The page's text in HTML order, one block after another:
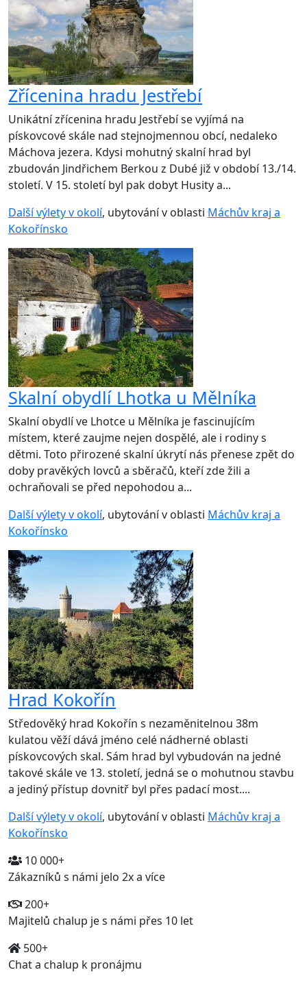
Zřícenina hradu Jestřebí
Unikátní zřícenina hradu Jestřebí se vyjímá na
pískovcové skále nad stejnojmennou obcí, nedaleko
Máchova jezera. Kdysi mohutný skalní hrad byl
zbudován Jindřichem Berkou z Dubé již v období 13./14.
století. V 15. století byl pak dobyt Husity a...
Další výlety v okolí, ubytování v oblasti Máchův kraj a
Kokořínsko
Skalní obydlí Lhotka u Mělníka
Skalní obydlí ve Lhotce u Mělníka je fascinujícím
místem, které zaujme nejen dospělé, ale i rodiny s
dětmi. Toto přirozené skalní úkrytí nás přenese zpět do
doby pravěkých lovců a sběračů, kteří zde žili a
ochraňovali se před nepohodou a...
Další výlety v okolí, ubytování v oblasti Máchův kraj a
Kokořínsko
Hrad Kokořín
Středověký hrad Kokořín s nezaměnitelnou 38m
kulatou věží dává jméno celé nádherné oblasti
pískovcových skal. Sám hrad byl vybudován na jedné
takové skále ve 13. století, jedná se o mohutnou stavbu
a jediný přístup dovnitř byl přes padací most....
Další výlety v okolí, ubytování v oblasti Máchův kraj a
Kokořínsko
10 000+
Zákazníků s námi jelo 2x a více
200+
Majitelů chalup je s námi přes 10 let
500+
Chat a chalup k pronájmu